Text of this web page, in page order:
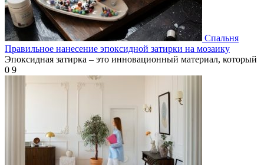
Спальня
Правильное нанесение эпоксидной затирки на мозаику
Эпоксидная затирка – это инновационный материал, который
0 9